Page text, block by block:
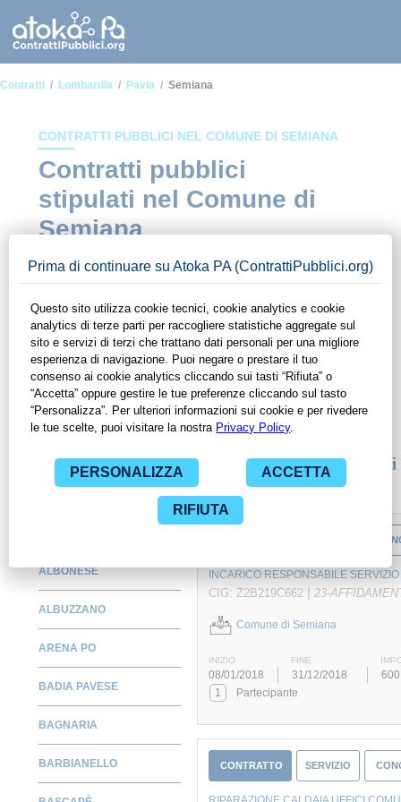
Contratti Lombardia Pavia Semiana
CONTRATTI PUBBLICI NEL COMUNE DI SEMIANA
Contratti pubblici
stipulati nel Comune di
Semiana
ad alcuni dei contratti presenti nella piattaforma stipulati
ContrattiPubblici.org potrai monitorare la scadenza dei
contratti pubblici di tuo interesse e programmare la tua attività
commerciale con le Pubbliche Amministrazioni con largo
anticipo. Il servizio di ContrattiPubblici.org offre agli utenti 7
giorni di prova gratuiti per avere l'opportunità di conoscere e
consultare tutti i dati inerenti ai contratti stipulati da una
specifica PA, compresi gli affidamenti diretti.
Monitora alcuni
ALBONESE
ALBUZZANO
ARENA PO
BADIA PAVESE
BAGNARIA
BARBIANELLO
INCARICO RESPONSABILE
CIG: Z2B219C662 | 23-
Comune di Semiana
INIZIO FINE
08/01/2018 31/12/2018
1
Partecipante
CONTRATTO SERVIZIO